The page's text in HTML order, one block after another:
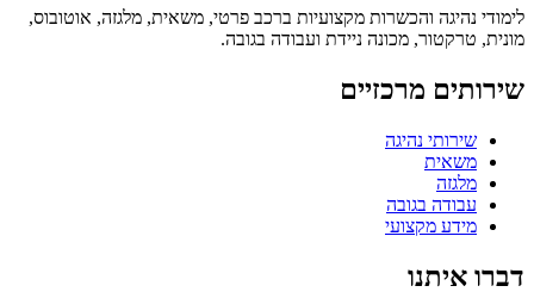
לימודי נהיגה והכשרות מקצועיות ברכב פרטי, משאית, מלגזה, אוטובוס,
מונית, טרקטור, מכונה ניידת ועבודה בגובה.
שירותים מרכזיים
שירותי נהיגה
משאית
מלגזה
עבודה בגובה
מידע מקצועי
דברו איתנו